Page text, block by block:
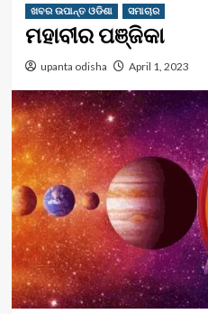
ଖବର ଉପାନ୍ତ ଓଡିଶା ସମାଚାର
ମହାବୀର ପଞ୍ଜିକା
upanta odisha April 1, 2023